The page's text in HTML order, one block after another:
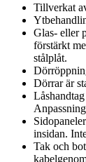
Tillverkat
Glas- eller
förstärkt
stålplåt.
Dörrar är
insidan.
Tak och